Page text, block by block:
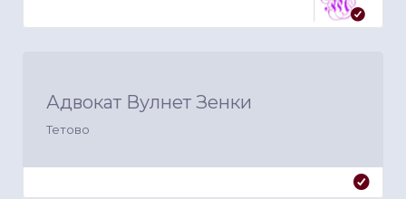
Адвокат Вулнет Зенки
Тетово